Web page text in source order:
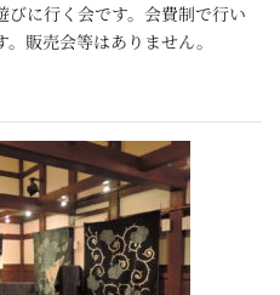
に行く会です。会費制で行い
販売会等はありません。